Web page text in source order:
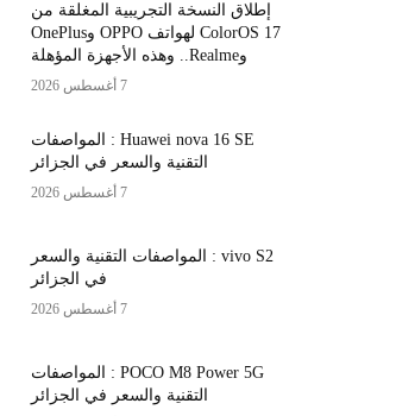
إطلاق النسخة التجريبية المغلقة من
ColorOS 17 لهواتف OPPO وOnePlus
وRealme.. وهذه الأجهزة المؤهلة
7 أغسطس 2026
Huawei nova 16 SE : المواصفات
التقنية والسعر في الجزائر
7 أغسطس 2026
vivo S2 : المواصفات التقنية والسعر
في الجزائر
7 أغسطس 2026
POCO M8 Power 5G : المواصفات
التقنية والسعر في الجزائر